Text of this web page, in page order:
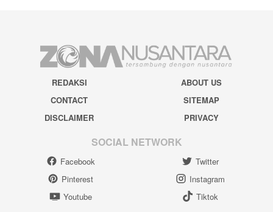
REDAKSI
ABOUT US
CONTACT
SITEMAP
DISCLAIMER
PRIVACY
SOCIAL NETWORK
Facebook
Twitter
Pinterest
Instagram
Youtube
Tiktok